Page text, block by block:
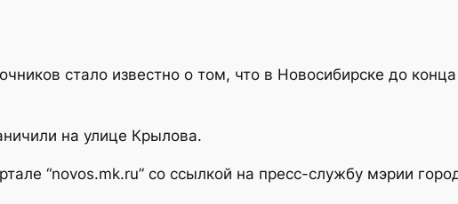
стало известно о том, что в Новосибирске до
на улице Крылова.
“novos.mk.ru” со ссылкой на пресс-службу мэрии